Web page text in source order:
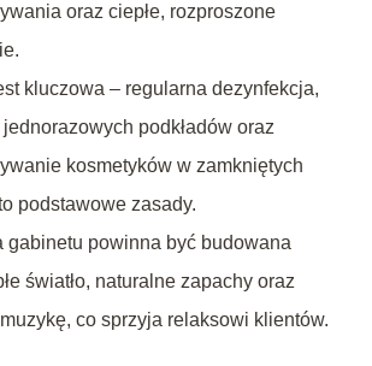
oraz ciepłe, rozproszone
kluczowa – regularna dezynfekcja,
podkładów oraz
kosmetyków w zamkniętych
podstawowe zasady.
gabinetu powinna być budowana
światło, naturalne zapachy oraz
co sprzyja relaksowi klientów.